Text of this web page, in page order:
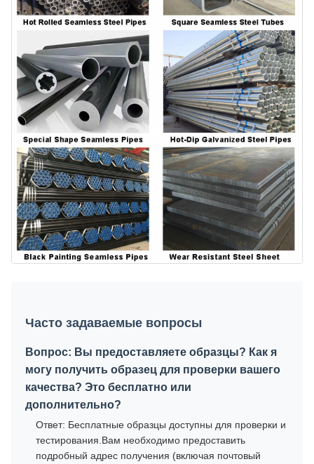
Часто задаваемые вопросы
Вопрос: Вы предоставляете образцы? Как я
могу получить образец для проверки вашего
качества? Это бесплатно или
дополнительно?
Ответ: Бесплатные образцы доступны для проверки и
тестирования.Вам необходимо предоставить
подробный адрес получения (включая почтовый